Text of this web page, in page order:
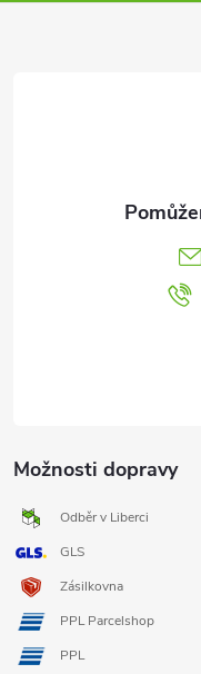
Možnosti dopravy
Odběr v Liberci
GLS
Zásilkovna
PPL Parcelshop
PPL